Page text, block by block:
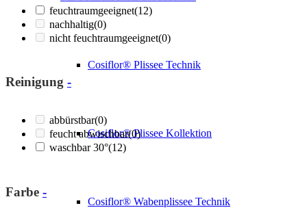
Cosiflor® Plissee Technik
Cosiflor® Plissee Kollektion
Cosiflor® Wabenplissee Technik
feuchtraumgeeignet(12)
nachhaltig(0)
nicht feuchtraumgeeignet(0)
Reinigung -
abbürstbar(0)
feucht abwischbar(0)
waschbar 30°(12)
Farbe -